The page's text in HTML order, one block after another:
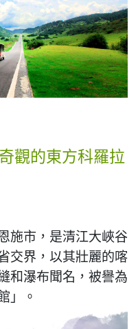
觀的東方科羅拉
施市，是清江大峽谷
交界，以其壯麗的喀
和瀑布聞名，被譽為
」。